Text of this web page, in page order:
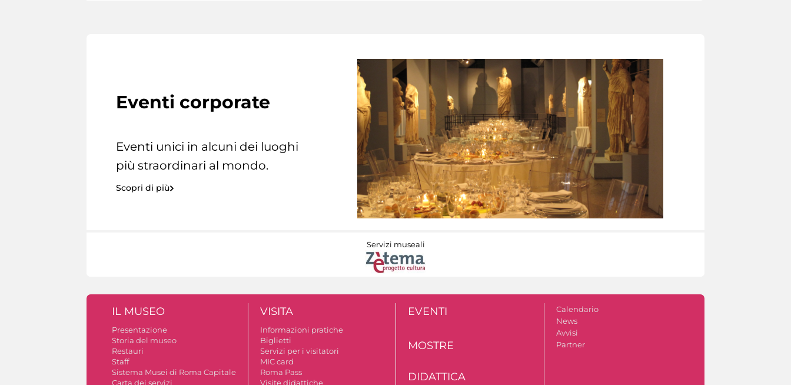
Eventi corporate
Eventi unici in alcuni dei luoghi
più straordinari al mondo.
Scopri di più
Servizi museali
IL MUSEO
Presentazione
Storia del museo
Restauri
Staff
Sistema Musei di Roma Capitale
Carta dei servizi
VISITA
Informazioni pratiche
Biglietti
Servizi per i visitatori
MIC card
Roma Pass
Visite didattiche
EVENTI
MOSTRE
DIDATTICA
Calendario
News
Avvisi
Partner